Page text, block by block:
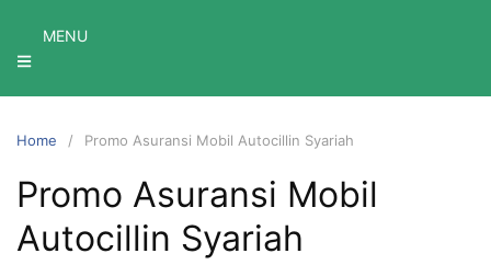
content
MENU
Home Promo Asuransi Mobil Autocillin Syariah
Promo Asuransi Mobil
Autocillin Syariah